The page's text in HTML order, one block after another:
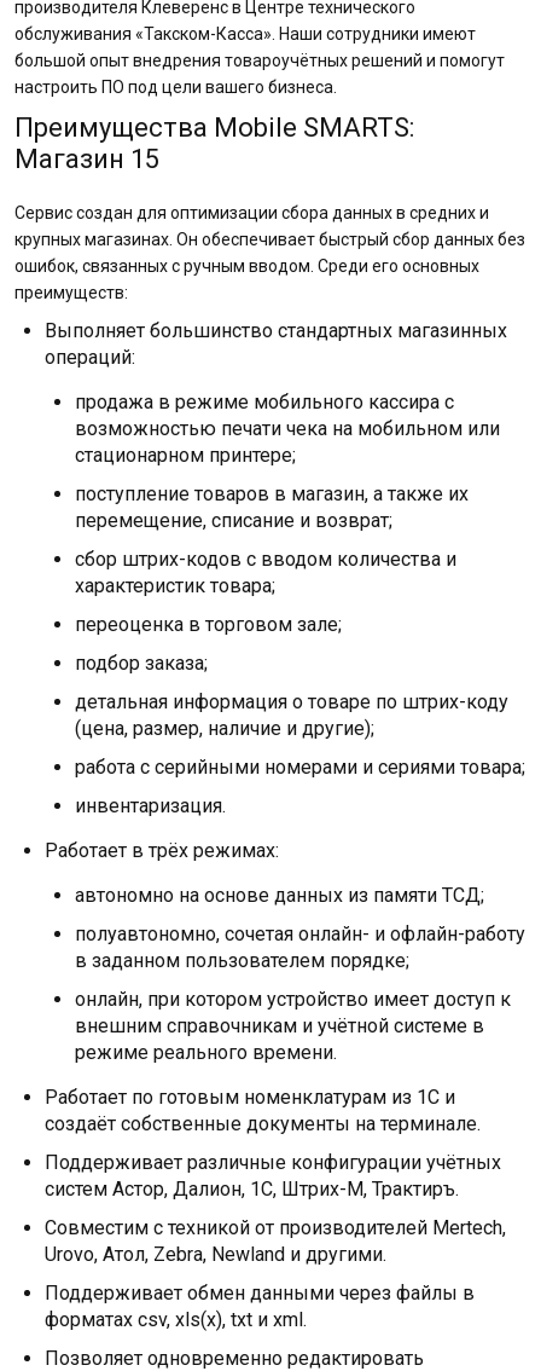
производителя Клеверенс в Центре технического
обслуживания «Такском-Касса». Наши сотрудники имеют
большой опыт внедрения товароучётных решений и помогут
настроить ПО под цели вашего бизнеса.
Преимущества Mobile SMARTS:
Магазин 15
Сервис создан для оптимизации сбора данных в средних и
крупных магазинах. Он обеспечивает быстрый сбор данных без
ошибок, связанных с ручным вводом. Среди его основных
преимуществ:
Выполняет большинство стандартных магазинных
операций:
продажа в режиме мобильного кассира с
возможностью печати чека на мобильном или
стационарном принтере;
поступление товаров в магазин, а также их
перемещение, списание и возврат;
сбор штрих-кодов с вводом количества и
характеристик товара;
переоценка в торговом зале;
подбор заказа;
детальная информация о товаре по штрих-коду
(цена, размер, наличие и другие);
работа с серийными номерами и сериями товара;
инвентаризация.
Работает в трёх режимах:
автономно на основе данных из памяти ТСД;
полуавтономно, сочетая онлайн- и офлайн-работу
в заданном пользователем порядке;
онлайн, при котором устройство имеет доступ к
внешним справочникам и учётной системе в
режиме реального времени.
Работает по готовым номенклатурам из 1С и
создаёт собственные документы на терминале.
Поддерживает различные конфигурации учётных
систем Астор, Далион, 1С, Штрих-М, Трактиръ.
Совместим с техникой от производителей Mertech,
Urovo, Атол, Zebra, Newland и другими.
Поддерживает обмен данными через файлы в
форматах csv, xls(x), txt и xml.
Позволяет одновременно редактировать